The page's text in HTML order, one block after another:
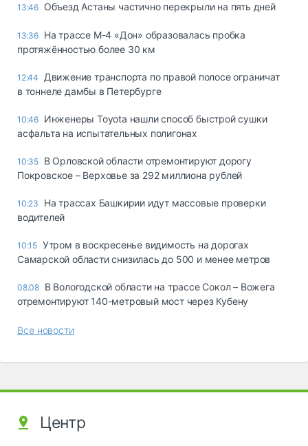
13:46 Объезд Астаны частично перекрыли на пять дней
13:36 На трассе М-4 «Дон» образовалась пробка
протяжённостью более 30 км
12:44
Движение транспорта по правой полосе ограничат
в тоннеле дамбы в Петербурге
10:46 Инженеры Toyota нашли способ быстрой сушки
асфальта на испытательных полигонах
10:35 В Орловской области отремонтируют дорогу
Покровское – Верховье за 292 миллиона рублей
10:23
На трассах Башкирии идут массовые проверки
водителей
10:15 Утром в воскресенье видимость на дорогах
Самарской области снизилась до 500 и менее метров
08.08 В Вологодской области на трассе Сокол – Вожега
отремонтируют 140-метровый мост через Кубену
Все новости
Центр